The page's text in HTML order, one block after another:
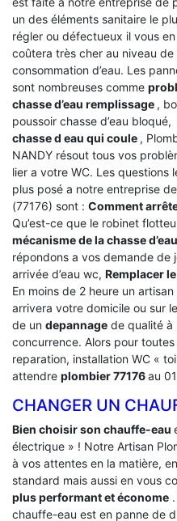
un des éléments sanitaire le
régler ou défectueux il vous en
coûtera très cher au niveau de
consommation d’eau. Les
sont nombreuses comme
chasse d’eau remplissage ,
poussoir chasse d’eau bloqué,
chasse d eau qui coule ,
NANDY résout tous vos
lier a votre WC. Les questions
plus posé a notre entreprise
(77176) sont : Comment
Qu’est-ce que le robinet
mécanisme de la chasse
répondons a vos demande de
arrivée d’eau wc, Remplacer
En moins de 2 heure un
arrivera votre domicile ou sur
de un depannage de qualité
concurrence. Alors pour
reparation, installation WC «
attendre plombier 77176au
CHANGER UN
Bien choisir son chauffe-eau
électrique » ! Notre Artisan
à vos attentes en la matière,
standard mais aussi en vous
plus performant et économe
chauffe-eau est en panne de